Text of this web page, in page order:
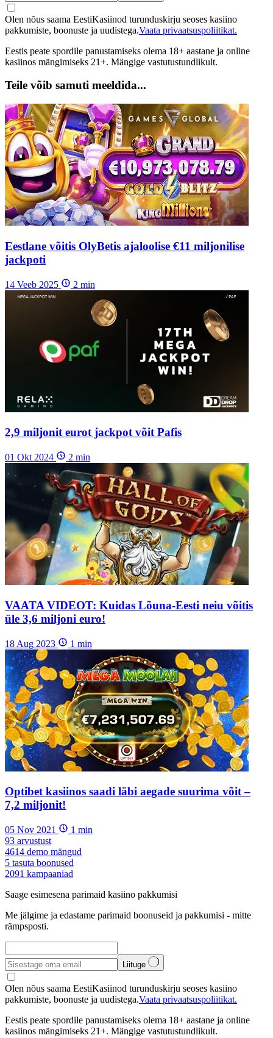
Olen nõus saama EestiKasiinod turunduskirju seoses kasiino
pakkumiste, boonuste ja uudistega.Vaata privaatsuspoliitikat.
Eestis peate spordile panustamiseks olema 18+ aastane ja online
kasiinos mängimiseks 21+. Mängige vastutustundlikult.
Teile võib samuti meeldida...
Eestlane võitis OlyBetis ajaloolise €11 miljonilise
jackpoti
14 Veeb 2025 2 min
2,9 miljonit eurot jackpot võit Pafis
01 Okt 2024 2 min
VAATA VIDEOT: Kuidas Lõuna-Eesti neiu võitis
üle 3,6 miljoni euro!
18 Aug 2023 1 min
Optibet kasiinos saadi läbi aegade suurima võit –
7,2 miljonit!
05 Nov 2021 1 min
93 arvustust
4614 demo mängud
5 tasuta boonused
2091 kampaaniad
Saage esimesena parimaid kasiino pakkumisi
Me jälgime ja edastame parimaid boonuseid ja pakkumisi - mitte
rämpsposti.
Liituge
Olen nõus saama EestiKasiinod turunduskirju seoses kasiino
pakkumiste, boonuste ja uudistega.Vaata privaatsuspoliitikat.
Eestis peate spordile panustamiseks olema 18+ aastane ja online
kasiinos mängimiseks 21+. Mängige vastutustundlikult.